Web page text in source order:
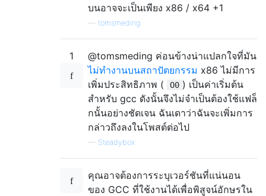
บนอาจจะเป็นเพียง x86 / x64 +1
tomsmeding
1
@tomsmeding ค่อนข้างน่าแปลกใจที่มัน
ไม่ทำงานบนสถาปัตยกรรม x86 ไม่มีการ
เพิ่มประสิทธิภาพ (
O0 ) เป็นค่าเริ่มต้น
สำหรับ gcc ดังนั้นจึงไม่จำเป็นต้องใช้แฟล็
กนั้นอย่างชัดเจน ฉันเดาว่าฉันจะเพิ่มการ
กล่าวถึงลงในโพสต์ต่อไป
— Steadybox
คุณอาจต้องการระบุเวอร์ชันที่แน่นอน
ของ GCC ที่ใช้งานได้เพื่อพิสูจน์อักษรใน